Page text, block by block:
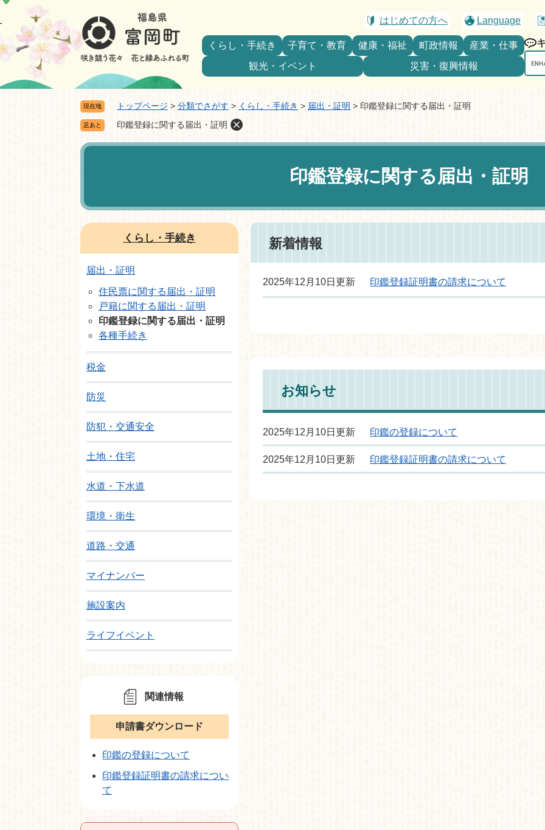
ペ
ー
の
メ
ニ
ー
はじめての方へ Language
くらし・手続き 子育て・教育 健康・福祉 町政情報
産業・仕事
観光・イベント
災害・復興情報
カ
索
現在地 トップページ > 分類でさがす > くらし・手続き > 届出・証明 > 印鑑登録に関する届出・証明
足あと 印鑑登録に関する届出・証明
印鑑登録に関する届出・証明
新着情報
2025年12月10日更新 印鑑登録証明書の請求について
お知らせ
2025年12月10日更新 印鑑の登録について
2025年12月10日更新 印鑑登録証明書の請求について
くらし・手続き
届出・証明
住民票に関する届出・証明
戸籍に関する届出・証明
印鑑登録に関する届出・証明
各種手続き
税金
防災
防犯・交通安全
土地・住宅
水道・下水道
環境・衛生
道路・交通
マイナンバー
施設案内
ライフイベント
関連情報
申請書ダウンロード
印鑑の登録について
印鑑登録証明書の請求につい
て